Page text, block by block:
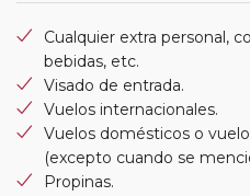
Cualquier extra personal,
bebidas, etc.
Visado de entrada.
Vuelos internacionales.
Vuelos domésticos o
(excepto cuando se
Propinas.